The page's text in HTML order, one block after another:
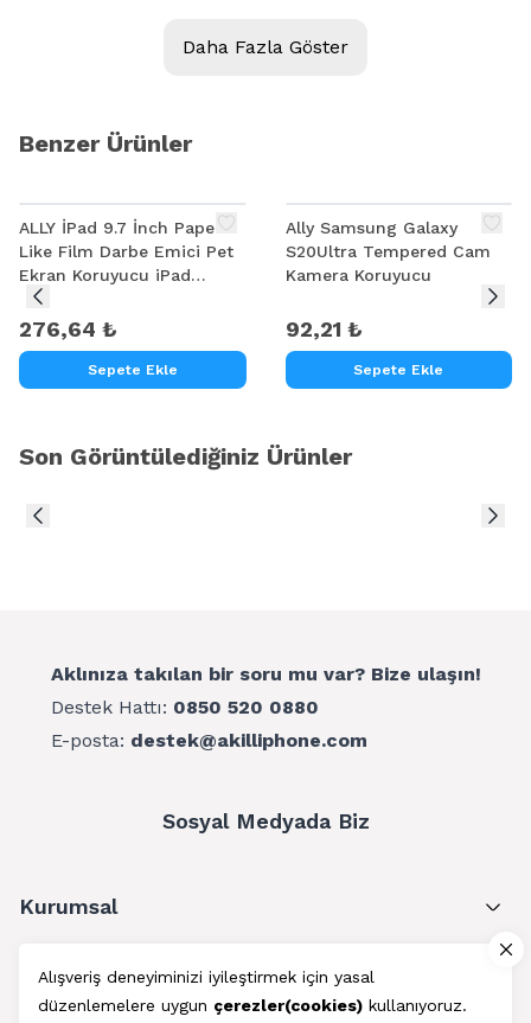
Alışveriş deneyiminizi iyileştirmek için yasal
düzenlemelere uygun çerezler(cookies) kullanıyoruz.
Daha Fazla Göster
Benzer Ürünler
ALLY İPad 9.7 İnch Paper
Like Film Darbe Emici Pet
Ekran Koruyucu iPad
5/6/7/8
276,64 ₺
Sepete Ekle
Ally Samsung Galaxy
S20Ultra Tempered Cam
Kamera Koruyucu
92,21 ₺
Sepete Ekle
Son Görüntülediğiniz Ürünler
Aklınıza takılan bir soru mu var? Bize ulaşın!
Destek Hattı: 0850 520 0880
E-posta: destek@akilliphone.com
Sosyal Medyada Biz
Kurumsal
Müşteri Hizmetleri